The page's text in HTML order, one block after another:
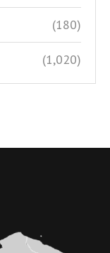
(180)
(1,020)